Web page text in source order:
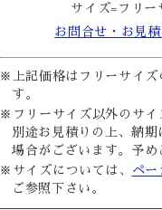
サイズ=フリー
お問合せ・お見
※上記価格はフリーサイズ
す。
※フリーサイズ以外のサイ
別途お見積りの上、納期
場合がございます。予め
※サイズについては、 ペー
ご参照下さい。